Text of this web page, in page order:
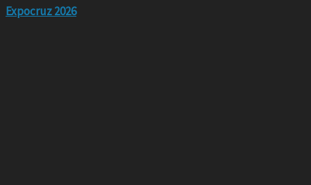
Expocruz 2026